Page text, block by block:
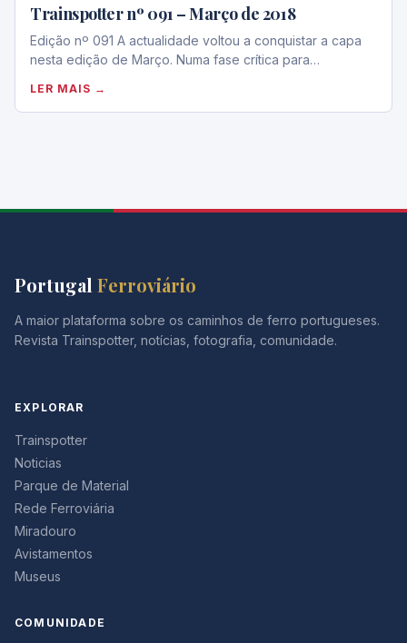
Trainspotter nº 091 – Março de 2018
Edição nº 091 A actualidade voltou a conquistar a capa
nesta edição de Março. Numa fase crítica para…
LER MAIS →
Portugal Ferroviário
A maior plataforma sobre os caminhos de ferro portugueses.
Revista Trainspotter, notícias, fotografia, comunidade.
EXPLORAR
Trainspotter
Noticias
Parque de Material
Rede Ferroviária
Miradouro
Avistamentos
Museus
COMUNIDADE